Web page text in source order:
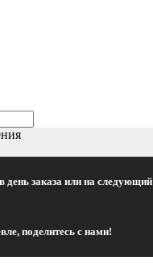
день заказа или на следующий
поделитесь с нами!